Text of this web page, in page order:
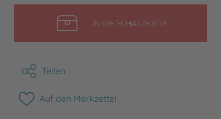
IN DIE SCHATZKISTELEGEN
Teilen
Auf den Merkzettel